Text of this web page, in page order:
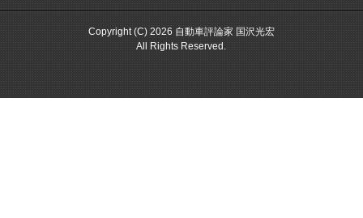
Copyright (C) 2026 自動車評論家 国沢光宏
All Rights Reserved.